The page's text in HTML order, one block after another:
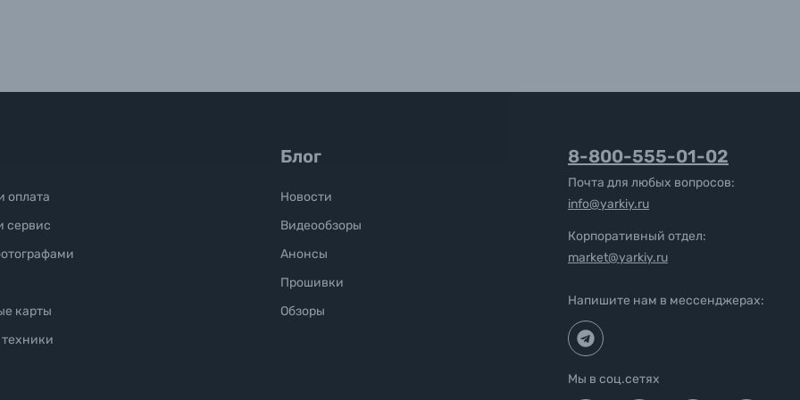
оплата
сервис
карты
Блог
Новости
Видеообзоры
Анонсы
Прошивки
Обзоры
8-800-555-01-02
Почта для любых вопросов:
info@yarkiy.ru
Корпоративный отдел:
market@yarkiy.ru
Напишите нам в мессенджерах:
Мы в соц.сетях